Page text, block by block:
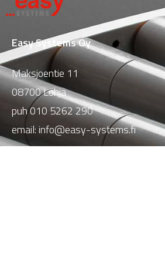
Easy Systems Oy
Maksjoentie 11
08700 Lohja
puh010 5262 290
email:info@easy-systems.fi